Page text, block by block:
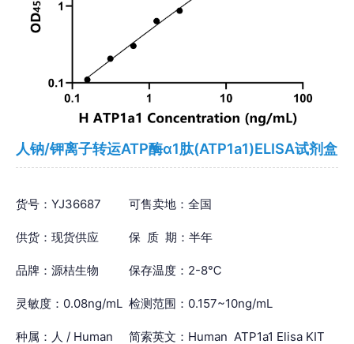
人钠/钾离子转运ATP酶α1肽(ATP1a1)ELISA试剂盒
货号：YJ36687 可售卖地：全国
供货：现货供应 保 质 期：半年
品牌：源桔生物 保存温度：2-8℃
灵敏度：0.08ng/mL 检测范围：0.157~10ng/mL
种属：人 / Human 简索英文：Human ATP1a1 Elisa KIT